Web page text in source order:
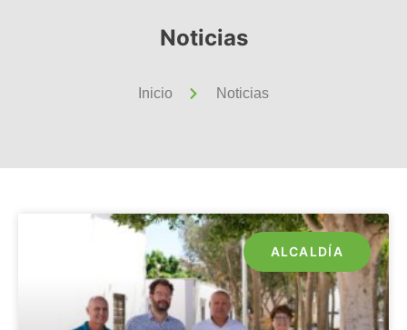
Noticias
Inicio Noticias
ALCALDÍA